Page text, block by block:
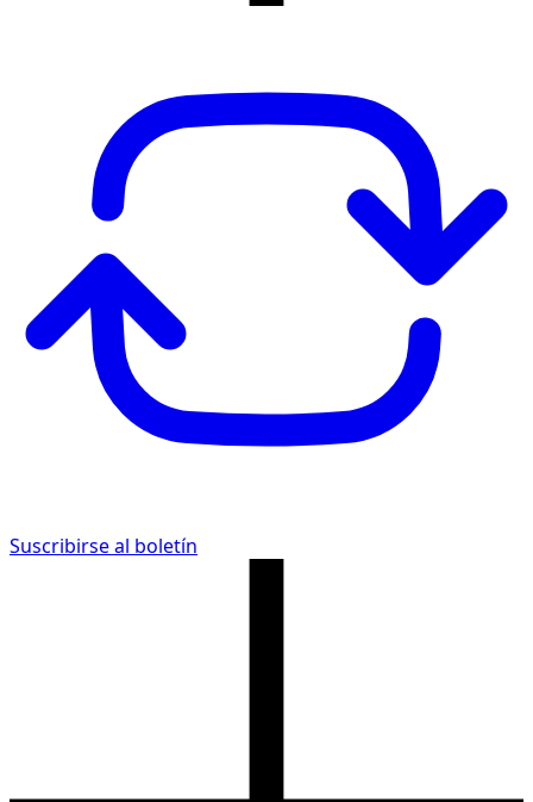
Suscribirse al boletín